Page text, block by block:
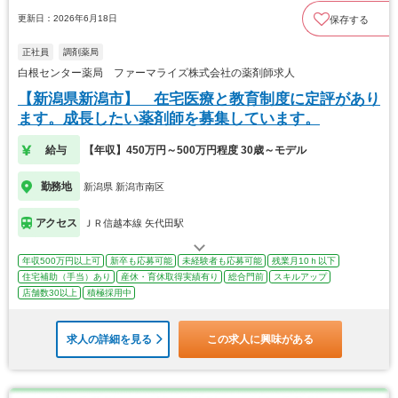
更新日：2026年6月18日 保存する
正社員 調剤薬局
白根センター薬局 ファーマライズ株式会社の薬剤師求人
【新潟県新潟市】 在宅医療と教育制度に定評があり
ます。成長したい薬剤師を募集しています。
給与 【年収】450万円～500万円程度 30歳～モデル
勤務地 新潟県 新潟市南区
アクセス ＪＲ信越本線 矢代田駅
年収500万円以上可 新卒も応募可能 未経験者も応募可能
残業月10ｈ以下
住宅補助（手当）あり
産休・育休取得実績有り 総合門前
スキルアップ
店舗数30以上
積極採用中
求人の詳細を見る この求人に興味がある